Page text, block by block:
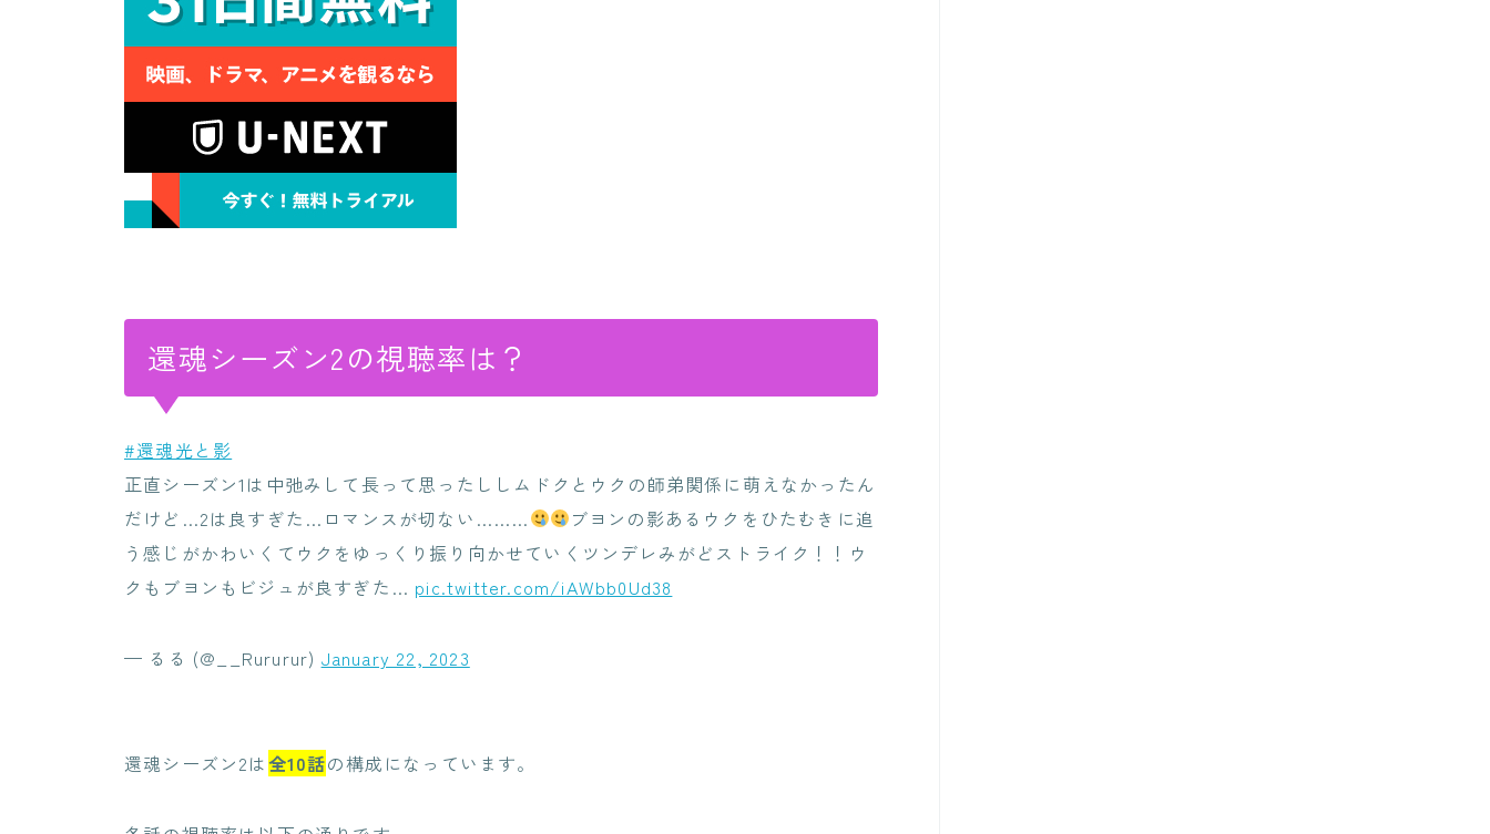
還魂シーズン2の視聴率は？
#還魂光と影
正直シーズン1は中弛みして長って思ったししムドクとウクの師弟関係に萌えなかったん
だけど…2は良すぎた…ロマンスが切ない………
ブヨンの影あるウクをひたむきに追
う感じがかわいくてウクをゆっくり振り向かせていくツンデレみがどストライク！！ウ
クもブヨンもビジュが良すぎた… pic.twitter.com/iAWbb0Ud38
— るる (@__Rururur) January 22, 2023
還魂シーズン2は全10話の構成になっています。